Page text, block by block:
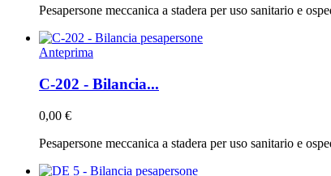
Pesapersone meccanica a stadera per uso sanitario e
Anteprima
C-202 - Bilancia...
0,00 €
Pesapersone meccanica a stadera per uso sanitario e